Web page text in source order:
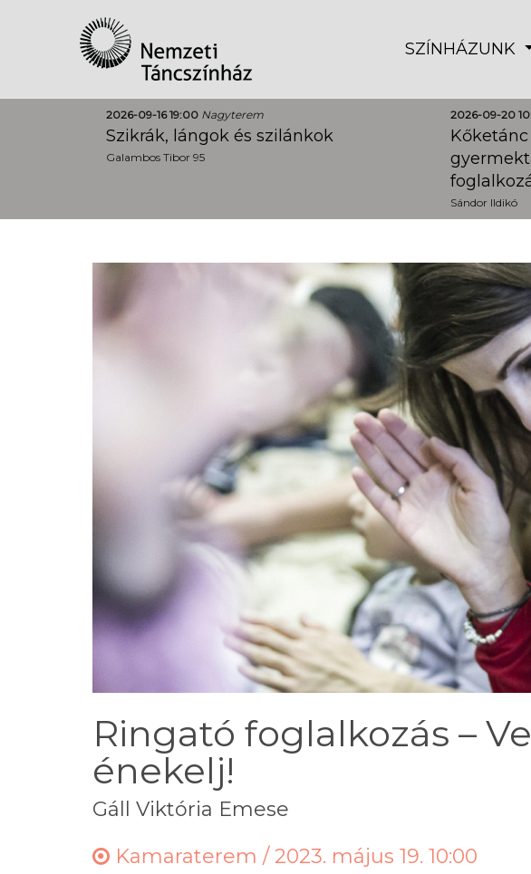
SZÍNHÁZUNK
2026-09-16 19:00 Nagyterem
Szikrák, lángok és szilánkok
Galambos Tibor 95
2026-09-20
Sándor Ildikó
Ringató foglalkozás –
énekelj!
Gáll Viktória Emese
Kamaraterem / 2023. május 19. 10:00